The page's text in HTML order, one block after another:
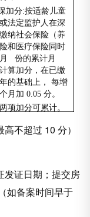
加分:按适龄儿童
法定监护人在深
纳社会保险（养
和医疗保险同时
份的累计月
算加分，在已缴
的基础上， 每增
月加 0.05 分。
项加分可累计。
不超过 10 分）
证日期；提交房
如备案时间早于